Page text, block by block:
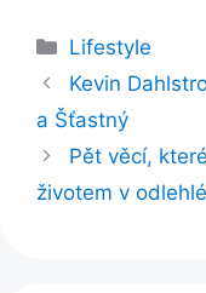
Rubriky
Lifestyle
Kevin
a Šťastný
Pět věcí,
životem v